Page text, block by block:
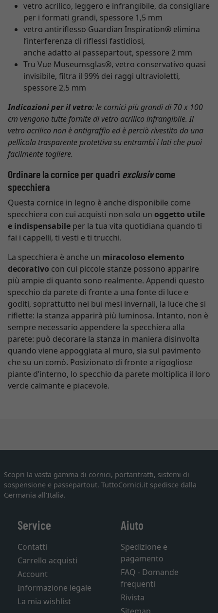
vetro acrilico, leggero e infrangibile, da consigliare
per i formati grandi, spessore 1,5 mm
vetro antiriflesso Guardian Inspiration® elimina
l’interferenza di riflessi fastidiosi,
anche adatto ai passepartout, spessore 2 mm
Tru Vue Museumsglas®, vetro conservativo quasi
invisibile, filtra il 99% dei raggi ultravioletti,
spessore 2,5 mm
Indicazioni per il vetro: le cornici più grandi di 70 x 100
cm vengono tutte fornite di vetro acrilico infrangibile. Il
vetro acrilico non è antigraffio ed è perciò rivestito da una
pellicola trasparente protettiva su entrambi i lati che puoi
facilmente togliere.
Ordinare la cornice per quadri exclusivcome
specchiera
Questa cornice in legno è anche disponibile come
specchiera con cui acquisti non solo un oggetto utile
e indispensabile per la tua vita quotidiana quando ti
fai i cappelli, ti vesti e ti trucchi.
La specchiera è anche un miracoloso elemento
decorativo con cui piccole stanze possono apparire
più ampie di quanto sono realmente. Appendi questo
specchio da parete di fronte a una fonte di luce e
goditi, soprattutto nei bui mesi invernali, la luce che si
riflette: la stanza apparirà più luminosa. Intanto, non è
sempre necessario appendere la specchiera alla
parete: può decorare la stanza in maniera disinvolta
quando viene appoggiata al muro, sia sul pavimento
che su un comò. Posizionato di fronte a rigogliose
piante d’interno, lo specchio da parete moltiplica il loro
verde calmante e piacevole.
Scopri la vasta gamma di cornici, portaritratti, sistemi di
sospensione e passepartout. TuttoCornici.it spedisce dalla
Germania all'Italia.
Service
Contatti
Carrello acquisti
Account
Informazione legale
La mia wishlist
Aiuto
Spedizione e
pagamento
FAQ - Domande
frequenti
Rivista